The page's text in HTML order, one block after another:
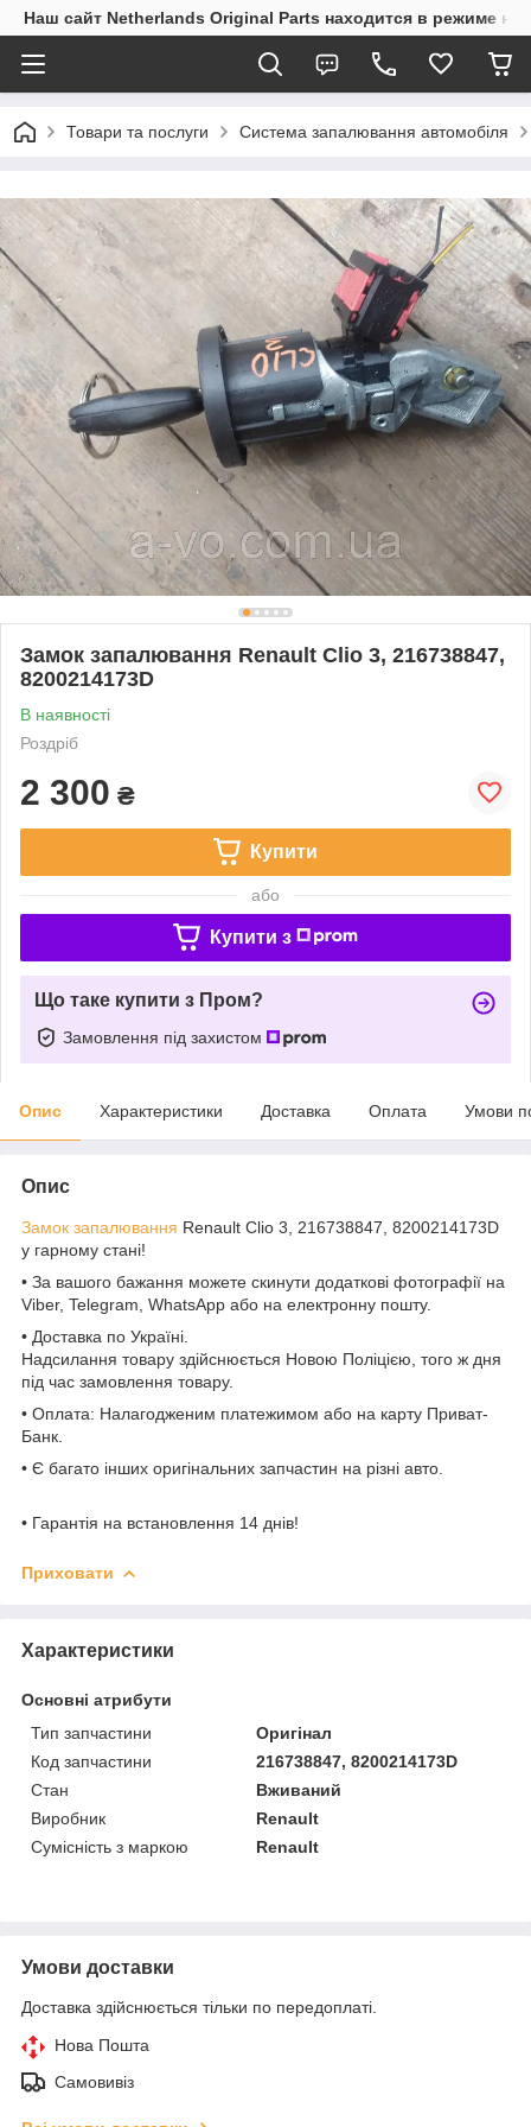
Наш сайт Netherlands Original Parts находится в режиме
Товари та послуги Система запалювання автомобіля
Замок запалювання Renault Clio 3, 216738847,
8200214173D
В наявності
Роздріб
2 300 ₴
Купити
або
Купити з
Що таке купити з Пром?
Замовлення під захистом
Опис Характеристики Доставка Оплата Умови
Опис
Замок запалювання Renault Clio 3, 216738847, 8200214173D
у гарному стані!
• За вашого бажання можете скинути додаткові фотографії на
Viber, Telegram, WhatsApp або на електронну пошту.
• Доставка по Україні.
Надсилання товару здійснюється Новою Поліцією, того ж дня
під час замовлення товару.
• Оплата: Налагодженим платежимом або на карту Приват-
Банк.
• Є багато інших оригінальних запчастин на різні авто.
• Гарантія на встановлення 14 днів!
Приховати
Характеристики
Основні атрибути
Тип запчастини
Оригінал
Код запчастини
216738847, 8200214173D
Стан
Вживаний
Виробник
Renault
Сумісність з маркою
Renault
Умови доставки
Доставка здійснюється тільки по передоплаті.
Нова Пошта
Самовивіз